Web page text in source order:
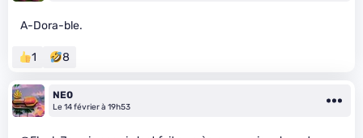
A-Dora-ble.
1 8
NE0
Le 14 février à 19h53